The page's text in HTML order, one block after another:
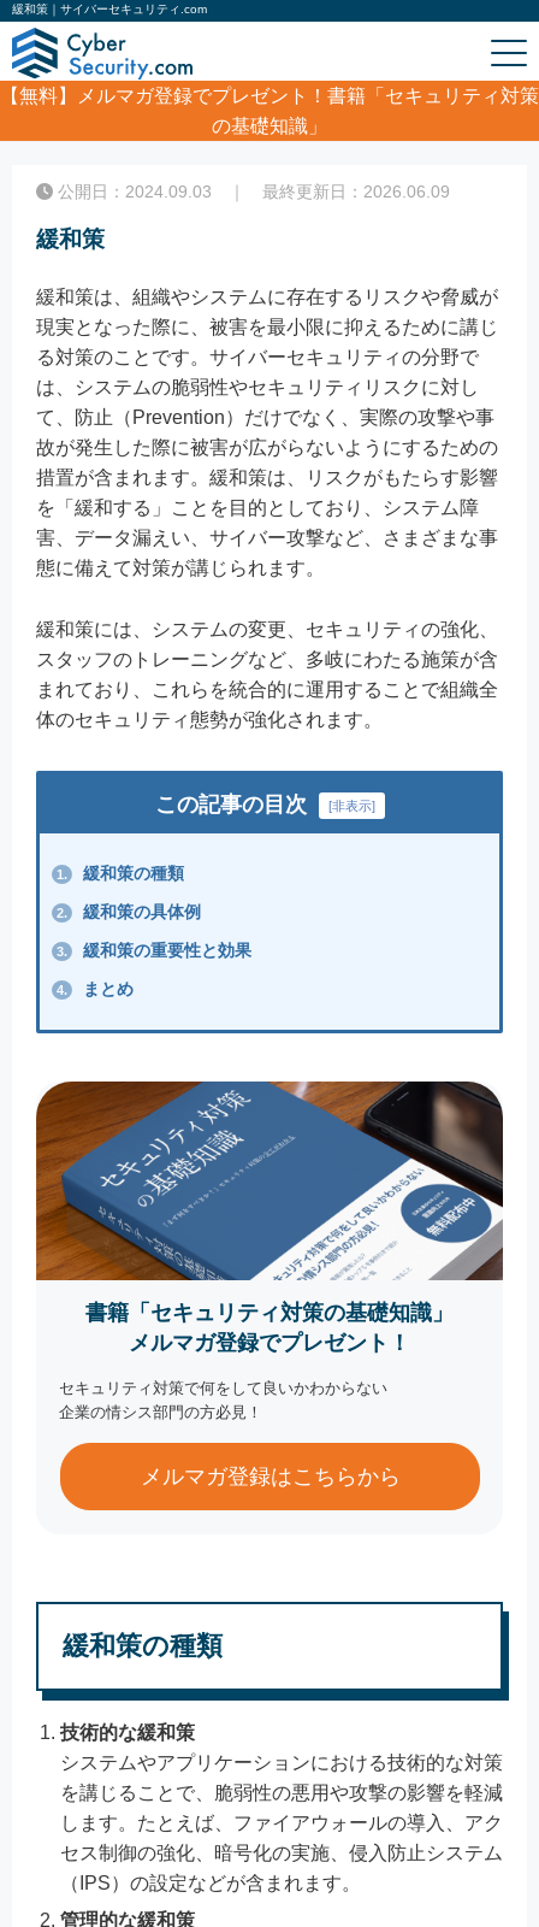
緩和策｜サイバーセキュリティ.com
【無料】
メルマガ登録でプレゼント！書籍「セキュリティ対策
の基礎知識」
緩和策
公開日：2024.09.03 ｜ 最終更新日：2026.06.09
緩和策
緩和策は、組織やシステムに存在するリスクや脅威が
現実となった際に、被害を最小限に抑えるために講じ
る対策のことです。サイバーセキュリティの分野で
は、システムの脆弱性やセキュリティリスクに対し
て、防止（Prevention）だけでなく、実際の攻撃や事
故が発生した際に被害が広がらないようにするための
措置が含まれます。緩和策は、リスクがもたらす影響
を「緩和する」ことを目的としており、システム障
害、データ漏えい、サイバー攻撃など、さまざまな事
態に備えて対策が講じられます。
緩和策には、システムの変更、セキュリティの強化、
スタッフのトレーニングなど、多岐にわたる施策が含
まれており、これらを統合的に運用することで組織全
体のセキュリティ態勢が強化されます。
この記事の目次 [非表示]
1. 緩和策の種類
2. 緩和策の具体例
3. 緩和策の重要性と効果
4. まとめ
書籍「セキュリティ対策の基礎知識」
メルマガ登録でプレゼント！
セキュリティ対策で何をして良いかわからない
企業の情シス部門の方必見！
メルマガ登録はこちらから
緩和策の種類
技術的な緩和策
システムやアプリケーションにおける技術的な対策
を講じることで、脆弱性の悪用や攻撃の影響を軽減
します。たとえば、ファイアウォールの導入、アク
セス制御の強化、暗号化の実施、侵入防止システム
（IPS）の設定などが含まれます。
管理的な緩和策